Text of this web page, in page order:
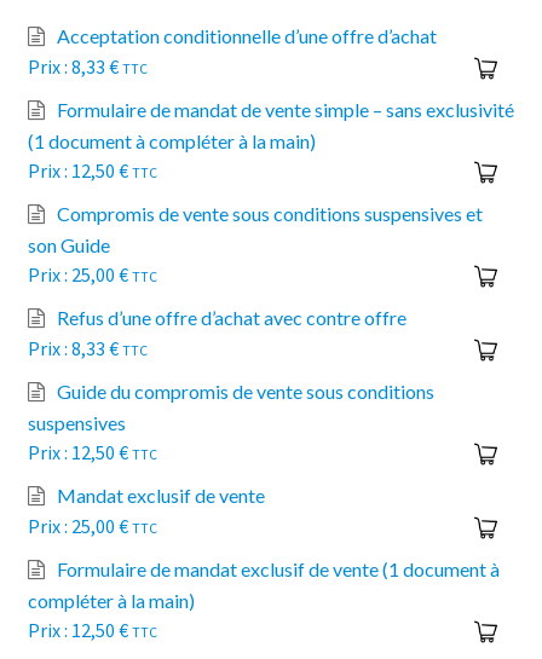
Acceptation conditionnelle d’une offre d’achat
8,33 € TTC
Formulaire de mandat de vente simple – sans exclusivité
(1 document à compléter à la main)
12,50 € TTC
Compromis de vente sous conditions suspensives et
son Guide
25,00 € TTC
Refus d’une offre d’achat avec contre offre
8,33 € TTC
Guide du compromis de vente sous conditions
suspensives
12,50 € TTC
Mandat exclusif de vente
25,00 € TTC
Formulaire de mandat exclusif de vente (1 document à
compléter à la main)
12,50 € TTC